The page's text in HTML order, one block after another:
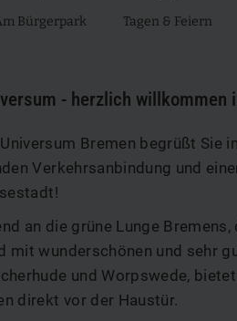
Bürgerpark Tagen & Feiern
- herzlich willkommen
Bremen begrüßt Sie
Verkehrsanbindung und
an die grüne Lunge
mit wunderschönen und sehr
und Worpswede,
direkt vor der Haustür.